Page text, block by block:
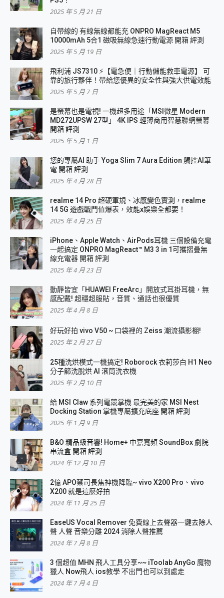
2025 年 5 月 21 日
自帶線的 有線無線都能充 ONPRO MagReact M5
10000mAh 5合1 磁吸無線急速行動電源 開箱 評測
2025 年 5 月 19 日
飛利浦 JS7310 ⚡【電急便｜行動儲能救車電源】 可
靠的旅行夥伴！帶給您優異的安全性與強大供電效能
2025 年 5 月 7 日
是螢幕也是電視! 一機超多用途「MSI微星 Modern
MD272UPSW 27型」 4K IPS 輕薄商用智慧聯網螢幕
開箱 評測
2025 年 5 月 1 日
您的專屬AI 助手 Yoga Slim 7 Aura Edition 觸控AI筆
電 開箱 評測
2025 年 4 月 28 日
realme 14 Pro 超硬軍規、冰感變色實測，realme
14 5G 遊戲戰鬥值爆表，效能x娛樂全都要！
2025 年 4 月 25 日
iPhone、Apple Watch、AirPods耳機 三個設備充電
一起搞定 ONPRO MagReact™ M3 3 in 1可攜摺疊無
線充電器 開箱 評測
2025 年 4 月 23 日
動靜皆宜「HUAWEI FreeArc」開放式耳掛耳機，無
感配戴! 超穩超服貼，音質、通話也很優質
2025 年 4 月 8 日
好玩好拍 vivo V50 ~ 口袋裡的 Zeiss 潮流攝影棚!
2025 年 2 月 27 日
25種洗烘模式一機搞定! Roborock 衣莉莎白 H1 Neo
分子篩洗脫烘 AI 滾筒洗衣機
2025 年 2 月 10 日
給 MSI Claw 系列電競掌機 最完美的家 MSI Nest
Docking Station 掌機專屬擴充底座 開箱 評測
2025 年 1 月 9 日
B&O 精品級音響! Home+ 中嘉寬頻 SoundBox 劇院
串流盒 開箱 評測
2024 年 12 月 10 日
2億 APO蔡司長焦神機降臨~ vivo X200 Pro、vivo
X200 就是這麼好拍
2024 年 11 月 25 日
EaseUS Vocal Remover 免費線上去聲器一鍵去除人
聲 人聲 音樂分離 2024 消除人聲推薦
2024 年 7 月 8 日
3 個超值 MHN 飛人工具分享~~ iToolab AnyGo 魔物
獵人 Now飛人 ios教學 不出門也可以到處走
2024 年 7 月 4 日